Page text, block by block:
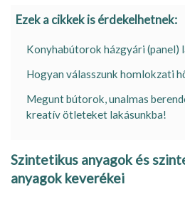
Ezek a cikkek is érdekelhetnek:
Konyhabútorok házgyári (panel)
Hogyan válasszunk homlokzati
Megunt bútorok, unalmas
kreatív ötleteket lakásunkba!
Szintetikus anyagok és
anyagok keverékei